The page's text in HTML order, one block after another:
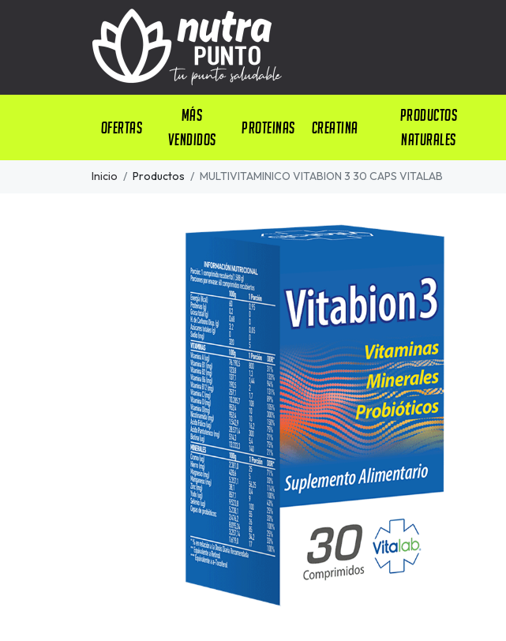
OFERTAS
Más
Vendidos
PROTEINAS CREATINA
PRODUCTOS
NATURALES
Inicio Productos MULTIVITAMINICO VITABION 3 30 CAPS VITALAB